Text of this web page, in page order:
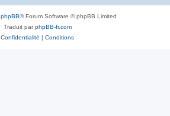
phpBB® Forum Software © phpBB Limited
Traduit parphpBB-fr.com
Confidentialité | Conditions